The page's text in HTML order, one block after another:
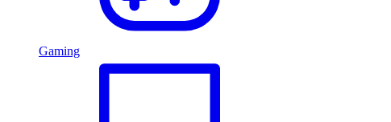
Gaming